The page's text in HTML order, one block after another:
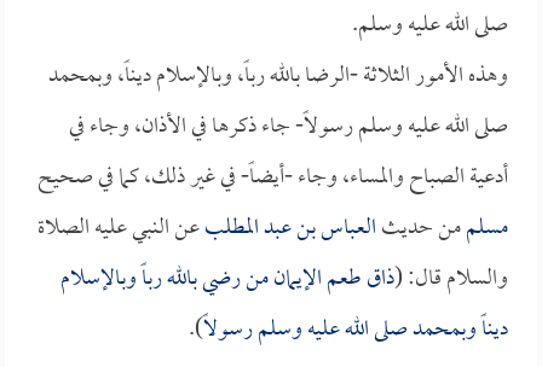
صلى الله عليه وسلم.
وهذه الأمور الثلاثة -الرضا بالله رباً، وبالإسلام ديناً، وبمحمد
صلى الله عليه وسلم رسولاً- جاء ذكرها في الأذان، وجاء في
أدعية الصباح والمساء، وجاء -أيضاً- في غير ذلك، كما في صحيح
مسلممن حديثالعباس بن عبد المطلبعن النبي عليه الصلاة
والسلام قال: (ذاق طعم الإيمان من رضي بالله رباً وبالإسلام
ديناً وبمحمد صلى الله عليه وسلم رسولاً).